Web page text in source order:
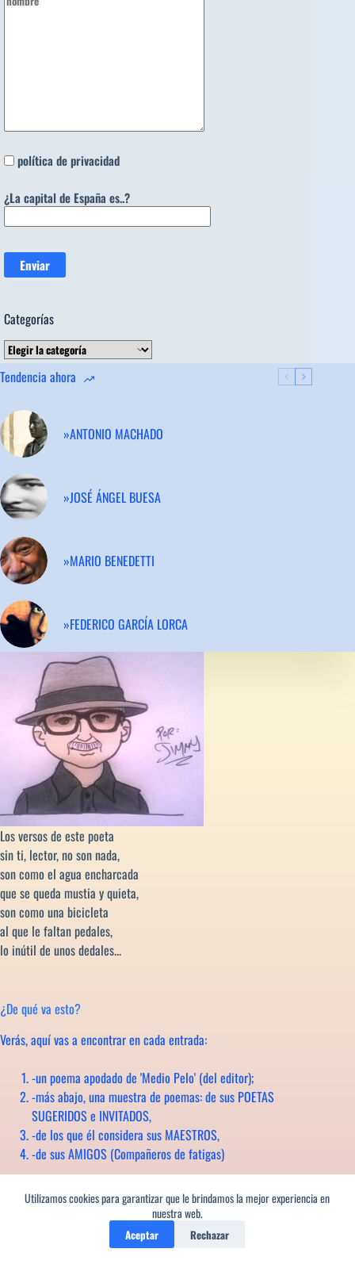
Utilizamos cookies para garantizar que le brindamos la mejor experiencia en
nuestra web.
Aceptar Rechazar
política de privacidad
¿La capital de España es..?
Categorías
Categorías
Tendencia ahora
»ANTONIO MACHADO
»JOSÉ ÁNGEL BUESA
»MARIO BENEDETTI
»FEDERICO GARCÍA LORCA
Los versos de este poeta
sin ti, lector, no son nada,
son como el agua encharcada
que se queda mustia y quieta,
son como una bicicleta
al que le faltan pedales,
lo inútil de unos dedales...
¿De qué va esto?
Verás, aquí vas a encontrar en cada entrada:
-un poema apodado de 'Medio Pelo' (del editor);
-más abajo, una muestra de poemas: de sus POETAS
SUGERIDOS e INVITADOS,
-de los que él considera sus MAESTROS,
-de sus AMIGOS (Compañeros de fatigas)
Todos con sus Biografías
y enlaces a sus páginas, si las tienen
y a las editoriales, si se conocen